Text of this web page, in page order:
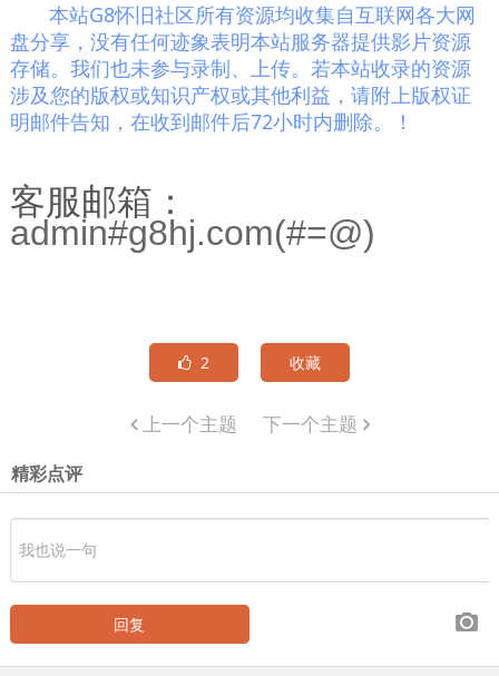
本站G8怀旧社区所有资源均收集自互联网各大网
盘分享，没有任何迹象表明本站服务器提供影片资源
存储。我们也未参与录制、上传。若本站收录的资源
涉及您的版权或知识产权或其他利益，请附上版权证
明邮件告知，在收到邮件后72小时内删除。！
客服邮箱：
admin#g8hj.com(#=@)
2 收藏
上一个主题 下一个主题
精彩点评